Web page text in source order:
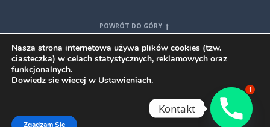
POWRÓT DO GÓRY
ZNAJDZ NAS
Stworzono przez WebOptima
Nasza strona internetowa używa plików cookies (tzw.
ciasteczka) w celach statystycznych, reklamowych oraz
funkcjonalnych.
Dowiedz sie wiecej w Ustawieniach.
Zgadzam Sie
1
Kontakt